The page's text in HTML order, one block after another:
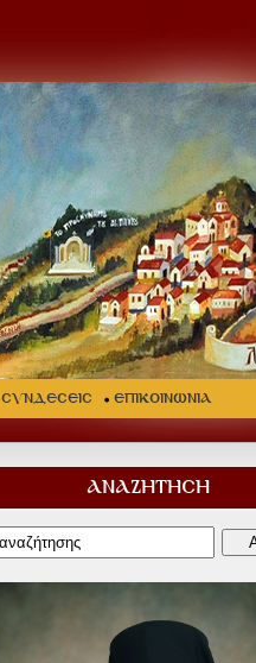
ΣΥΝΔΕΣΕΙΣ ΕΠΙΚΟΙΝΩΝΙΑ
ΑΝΑΖΗΤΗΣΗ